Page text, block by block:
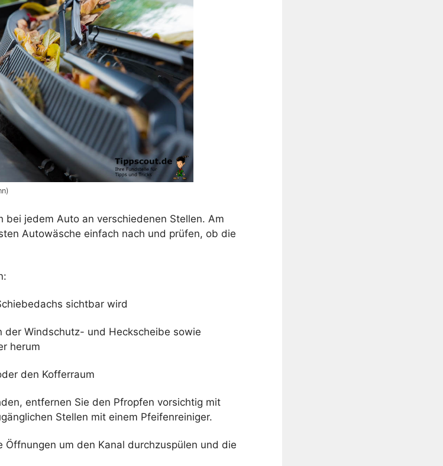
bei jedem Auto an verschiedenen Stellen. Am
Autowäsche einfach nach und prüfen, ob die
sichtbar wird
der Windschutz- und Heckscheibe sowie
herum
den Kofferraum
entfernen Sie den Pfropfen vorsichtig mit
Stellen mit einem Pfeifenreiniger.
Öffnungen um den Kanal durchzuspülen und die